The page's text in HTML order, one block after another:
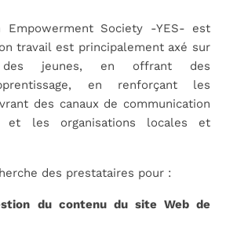
Empowerment Society -YES- est
travail est principalement axé sur
des jeunes, en offrant des
en renforçant les
des canaux de communication
et les organisations locales et
des prestataires pour :
du contenu du site Web de